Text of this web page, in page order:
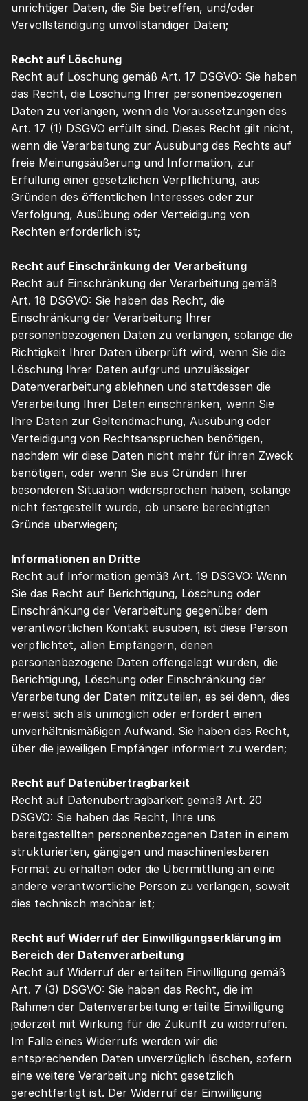
unrichtiger Daten, die Sie betreffen, und/oder
Vervollständigung unvollständiger Daten;
Recht auf Löschung
Recht auf Löschung gemäß Art. 17 DSGVO: Sie haben
das Recht, die Löschung Ihrer personenbezogenen
Daten zu verlangen, wenn die Voraussetzungen des
Art. 17 (1) DSGVO erfüllt sind. Dieses Recht gilt nicht,
wenn die Verarbeitung zur Ausübung des Rechts auf
freie Meinungsäußerung und Information, zur
Erfüllung einer gesetzlichen Verpflichtung, aus
Gründen des öffentlichen Interesses oder zur
Verfolgung, Ausübung oder Verteidigung von
Rechten erforderlich ist;
Recht auf Einschränkung der Verarbeitung
Recht auf Einschränkung der Verarbeitung gemäß
Art. 18 DSGVO: Sie haben das Recht, die
Einschränkung der Verarbeitung Ihrer
personenbezogenen Daten zu verlangen, solange die
Richtigkeit Ihrer Daten überprüft wird, wenn Sie die
Löschung Ihrer Daten aufgrund unzulässiger
Datenverarbeitung ablehnen und stattdessen die
Verarbeitung Ihrer Daten einschränken, wenn Sie
Ihre Daten zur Geltendmachung, Ausübung oder
Verteidigung von Rechtsansprüchen benötigen,
nachdem wir diese Daten nicht mehr für ihren Zweck
benötigen, oder wenn Sie aus Gründen Ihrer
besonderen Situation widersprochen haben, solange
nicht festgestellt wurde, ob unsere berechtigten
Gründe überwiegen;
Informationen an Dritte
Recht auf Information gemäß Art. 19 DSGVO: Wenn
Sie das Recht auf Berichtigung, Löschung oder
Einschränkung der Verarbeitung gegenüber dem
verantwortlichen Kontakt ausüben, ist diese Person
verpflichtet, allen Empfängern, denen
personenbezogene Daten offengelegt wurden, die
Berichtigung, Löschung oder Einschränkung der
Verarbeitung der Daten mitzuteilen, es sei denn, dies
erweist sich als unmöglich oder erfordert einen
unverhältnismäßigen Aufwand. Sie haben das Recht,
über die jeweiligen Empfänger informiert zu werden;
Recht auf Datenübertragbarkeit
Recht auf Datenübertragbarkeit gemäß Art. 20
DSGVO: Sie haben das Recht, Ihre uns
bereitgestellten personenbezogenen Daten in einem
strukturierten, gängigen und maschinenlesbaren
Format zu erhalten oder die Übermittlung an eine
andere verantwortliche Person zu verlangen, soweit
dies technisch machbar ist;
Recht auf Widerruf der Einwilligungserklärung im
Bereich der Datenverarbeitung
Recht auf Widerruf der erteilten Einwilligung gemäß
Art. 7 (3) DSGVO: Sie haben das Recht, die im
Rahmen der Datenverarbeitung erteilte Einwilligung
jederzeit mit Wirkung für die Zukunft zu widerrufen.
Im Falle eines Widerrufs werden wir die
entsprechenden Daten unverzüglich löschen, sofern
eine weitere Verarbeitung nicht gesetzlich
gerechtfertigt ist. Der Widerruf der Einwilligung